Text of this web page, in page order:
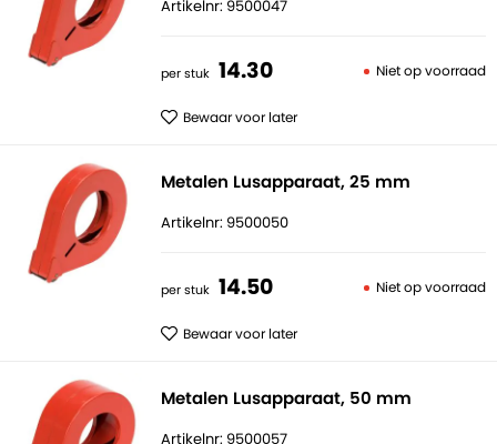
Artikelnr: 9500047
per stuk 14.30 Niet op voorraad
Bewaar voor later
Metalen Lusapparaat, 25 mm
Artikelnr: 9500050
per stuk 14.50 Niet op voorraad
Bewaar voor later
Metalen Lusapparaat, 50 mm
Artikelnr: 9500057